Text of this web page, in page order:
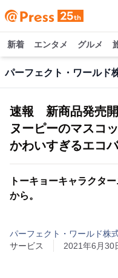
新着 エンタメ グルメ
パーフェクト・ワールド
速報 新商品発売
ヌーピーのマスコ
かわいすぎるエコ
トーキョーキャラクタ
から。
パーフェクト・ワールド株
サービス
2021年6月30